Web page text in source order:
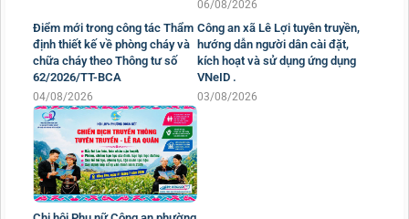
Công an xã Pắc Ta tăng cường
tuyên truyền phòng ngừa hoạt
động lợi dụng tín ngưỡng, tôn
giáo trái pháp luật
06/08/2026
Điểm mới trong công tác Thẩm